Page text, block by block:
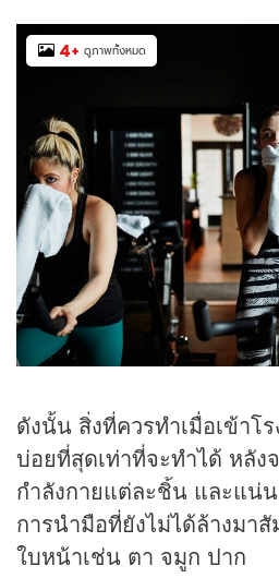
4+ ดูภาพทั้งหมด
ดังนั้น สิ่งที่ควรทำเมื่อเข้าโ
บ่อยที่สุดเท่าที่จะทำได้ หลั
กำลังกายแต่ละชิ้น และแน่
การนำมือที่ยังไม่ได้ล้างมา
ใบหน้าเช่น ตา จมูก ปาก